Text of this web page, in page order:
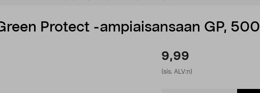
Protect -ampiaisansaan GP, 500
9,99
(sis. ALV:n)